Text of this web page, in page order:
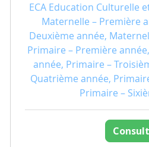
ECA Education Culturelle
Maternelle – Première
Deuxième année,
Primaire – Première
année, Primaire –
Quatrième année,
Primaire –